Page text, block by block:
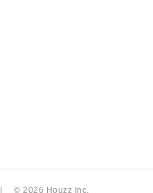
© 2026 Houzz Inc.